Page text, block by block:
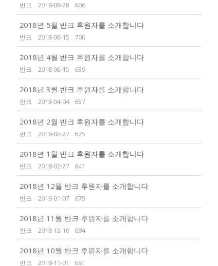
반크 2018-08-28 606
2018년 5월 반크 후원자를 소개합니다
반크 2018-06-15 700
2018년 4월 반크 후원자를 소개합니다
반크 2018-06-15 639
2018년 3월 반크 후원자를 소개합니다
반크 2018-04-04 657
2018년 2월 반크 후원자를 소개합니다
반크 2018-02-27 675
2018년 1월 반크 후원자를 소개합니다
반크 2018-02-27 641
2018년 12월 반크 후원자를 소개합니다
반크 2019-01-07 679
2018년 11월 반크 후원자를 소개합니다
반크 2018-12-10 694
2018년 10월 반크 후원자를 소개합니다
반크 2018-11-01 661